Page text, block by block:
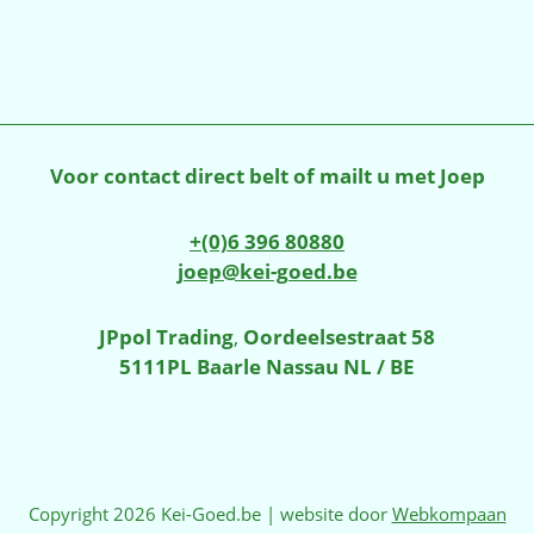
Voor contact direct belt of mailt u met Joep
+(0)6 396 80880
joep@kei-goed.be
JPpol Trading, Oordeelsestraat 58
5111PL Baarle Nassau NL / BE
Copyright 2026 Kei-Goed.be | website door Webkompaan